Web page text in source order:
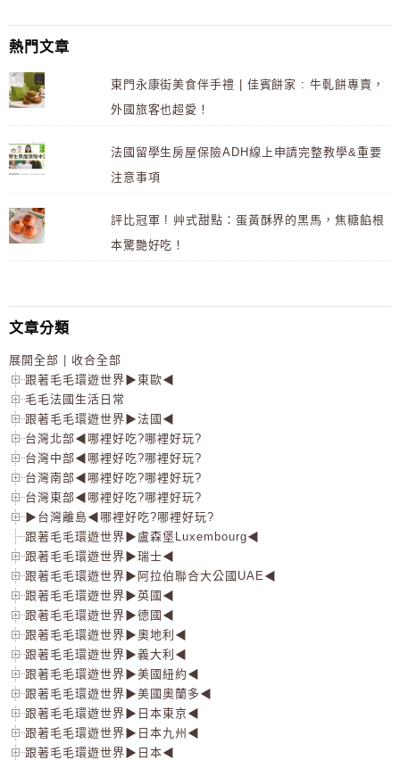
熱門文章
東門永康街美食伴手禮 | 佳賓餅家 : 牛軋餅專賣，
外國旅客也超愛！
法國留學生房屋保險ADH線上申請完整教學&重要
注意事項
評比冠軍 ! 艸式甜點：蛋黃酥界的黑馬，焦糖餡根
本驚艷好吃！
文章分類
展開全部 | 收合全部
跟著毛毛環遊世界▶東歐◀
毛毛法國生活日常
跟著毛毛環遊世界▶法國◀
台灣北部◀哪裡好吃?哪裡好玩?
台灣中部◀哪裡好吃?哪裡好玩?
台灣南部◀哪裡好吃?哪裡好玩?
台灣東部◀哪裡好吃?哪裡好玩?
▶台灣離島◀哪裡好吃?哪裡好玩?
跟著毛毛環遊世界▶盧森堡Luxembourg◀
跟著毛毛環遊世界▶瑞士◀
跟著毛毛環遊世界▶阿拉伯聯合大公國UAE◀
跟著毛毛環遊世界▶英國◀
跟著毛毛環遊世界▶德國◀
跟著毛毛環遊世界▶奧地利◀
跟著毛毛環遊世界▶義大利◀
跟著毛毛環遊世界▶美國紐約◀
跟著毛毛環遊世界▶美國奧蘭多◀
跟著毛毛環遊世界▶日本東京◀
跟著毛毛環遊世界▶日本九州◀
跟著毛毛環遊世界▶日本◀